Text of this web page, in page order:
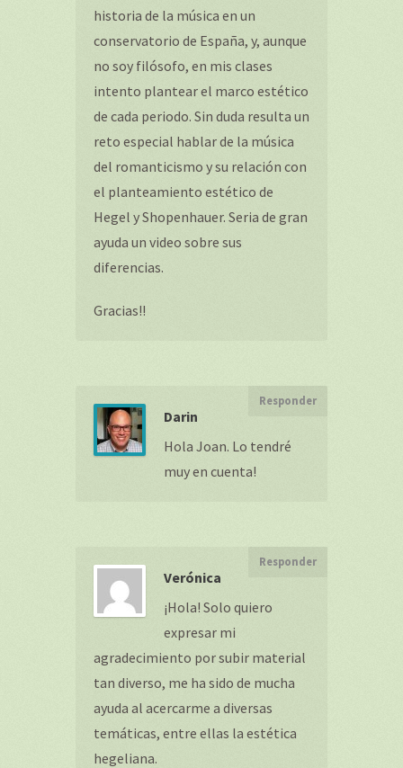
historia de la música en un
conservatorio de España, y, aunque
no soy filósofo, en mis clases
intento plantear el marco estético
de cada periodo. Sin duda resulta un
reto especial hablar de la música
del romanticismo y su relación con
el planteamiento estético de
Hegel y Shopenhauer. Seria de gran
ayuda un video sobre sus
diferencias.
Gracias!!
Darin
Responder
Hola Joan. Lo tendré
muy en cuenta!
Verónica
Responder
¡Hola! Solo quiero
expresar mi
agradecimiento por subir material
tan diverso, me ha sido de mucha
ayuda al acercarme a diversas
temáticas, entre ellas la estética
hegeliana.